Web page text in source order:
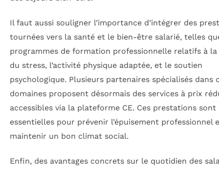
Il faut aussi souligner l’importance d’intégrer des
tournées vers la santé et le bien-être salarié, telles
programmes de formation professionnelle relatifs à la
du stress, l’activité physique adaptée, et le soutien
psychologique. Plusieurs partenaires spécialisés dans
domaines proposent désormais des services à prix
accessibles via la plateforme CE. Ces prestations sont
essentielles pour prévenir l’épuisement professionnel
maintenir un bon climat social.
Enfin, des avantages concrets sur le quotidien des